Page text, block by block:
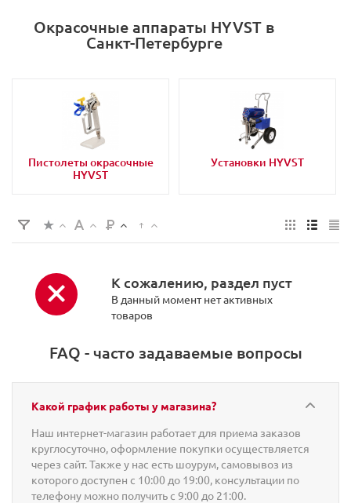
Окрасочные аппараты HYVST в
Санкт-Петербурге
Пистолеты окрасочные
HYVST
Установки HYVST
К сожалению, раздел пуст
В данный момент нет активных
товаров
FAQ - часто задаваемые вопросы
Какой график работы у магазина?
Наш интернет-магазин работает для приема заказов
круглосуточно, оформление покупки осуществляется
через сайт. Также у нас есть шоурум, самовывоз из
которого доступен с 10:00 до 19:00, консультации по
телефону можно получить с 9:00 до 21:00.